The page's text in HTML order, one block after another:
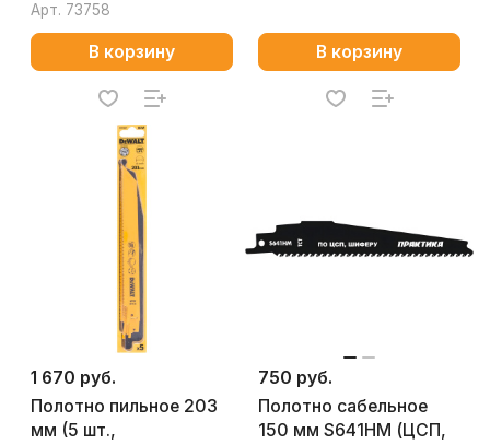
Арт. 73758
В корзину В корзину
1 670 руб.
Полотно пильное 203
мм (5 шт.,
750 руб.
Полотно сабельное
150 мм S641HM (ЦСП,